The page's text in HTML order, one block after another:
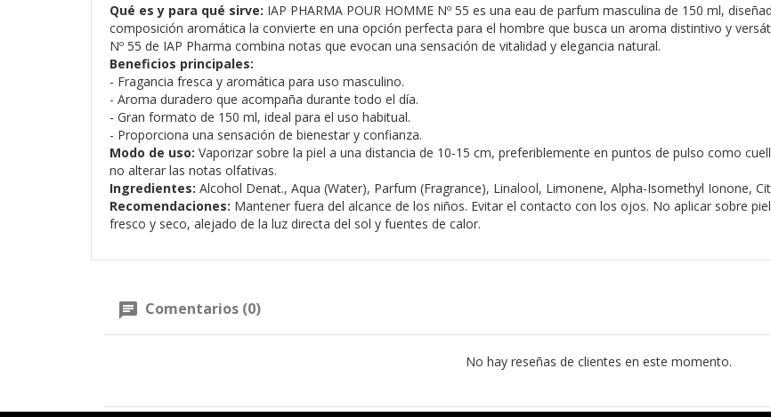
Qué es y para qué sirve: IAP PHARMA POUR HOMME Nº 55 es una eau de parfum masculina de 150 ml,
composición aromática la convierte en una opción perfecta para el hombre que busca un aroma distintivo y
Nº 55 de IAP Pharma combina notas que evocan una sensación de vitalidad y elegancia natural.
Beneficios principales:
- Fragancia fresca y aromática para uso masculino.
- Aroma duradero que acompaña durante todo el día.
- Gran formato de 150 ml, ideal para el uso habitual.
- Proporciona una sensación de bienestar y confianza.
Modo de uso: Vaporizar sobre la piel a una distancia de 10-15 cm, preferiblemente en puntos de pulso como
no alterar las notas olfativas.
Ingredientes: Alcohol Denat., Aqua (Water), Parfum (Fragrance), Linalool, Limonene, Alpha-Isomethyl Ionone,
Recomendaciones: Mantener fuera del alcance de los niños. Evitar el contacto con los ojos. No aplicar sobre
fresco y seco, alejado de la luz directa del sol y fuentes de calor.
Comentarios (0)
No hay reseñas de clientes en este momento.